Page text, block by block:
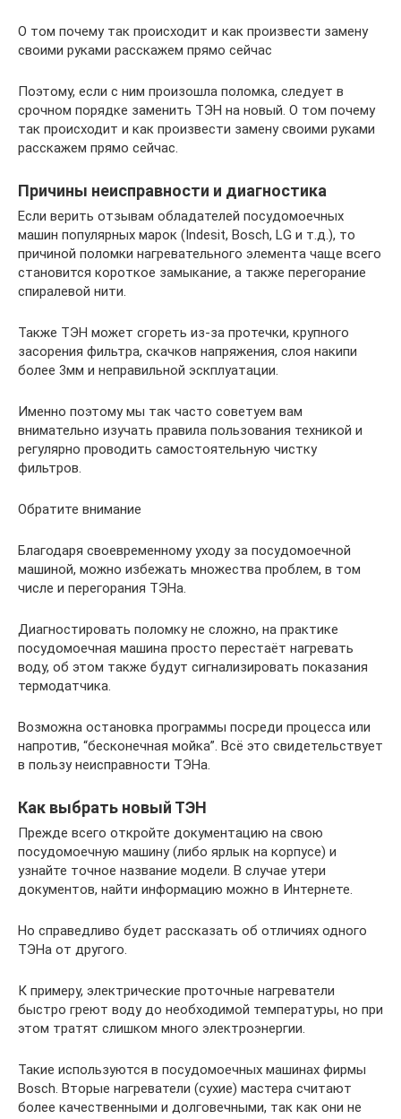
О том почему так происходит и как произвести замену
своими руками расскажем прямо сейчас
Поэтому, если с ним произошла поломка, следует в
срочном порядке заменить ТЭН на новый. О том почему
так происходит и как произвести замену своими руками
расскажем прямо сейчас.
Причины неисправности и диагностика
Если верить отзывам обладателей посудомоечных
машин популярных марок (Indesit, Bosch, LG и т.д.), то
причиной поломки нагревательного элемента чаще всего
становится короткое замыкание, а также перегорание
спиралевой нити.
Также ТЭН может сгореть из-за протечки, крупного
засорения фильтра, скачков напряжения, слоя накипи
более 3мм и неправильной эскплуатации.
Именно поэтому мы так часто советуем вам
внимательно изучать правила пользования техникой и
регулярно проводить самостоятельную чистку
фильтров.
Обратите внимание
Благодаря своевременному уходу за посудомоечной
машиной, можно избежать множества проблем, в том
числе и перегорания ТЭНа.
Диагностировать поломку не сложно, на практике
посудомоечная машина просто перестаёт нагревать
воду, об этом также будут сигнализировать показания
термодатчика.
Возможна остановка программы посреди процесса или
напротив, “бесконечная мойка”. Всё это свидетельствует
в пользу неисправности ТЭНа.
Как выбрать новый ТЭН
Прежде всего откройте документацию на свою
посудомоечную машину (либо ярлык на корпусе) и
узнайте точное название модели. В случае утери
документов, найти информацию можно в Интернете.
Но справедливо будет рассказать об отличиях одного
ТЭНа от другого.
К примеру, электрические проточные нагреватели
быстро греют воду до необходимой температуры, но при
этом тратят слишком много электроэнергии.
Такие используются в посудомоечных машинах фирмы
Bosch. Вторые нагреватели (сухие) мастера считают
более качественными и долговечными, так как они не